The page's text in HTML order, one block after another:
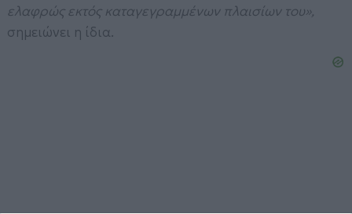
ελαφρώς εκτός καταγεγραμμένων πλαισίων του»,
σημειώνει η ίδια.